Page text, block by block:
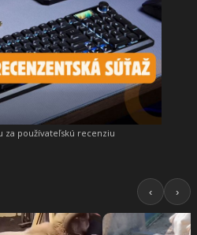
za používateľskú recenziu